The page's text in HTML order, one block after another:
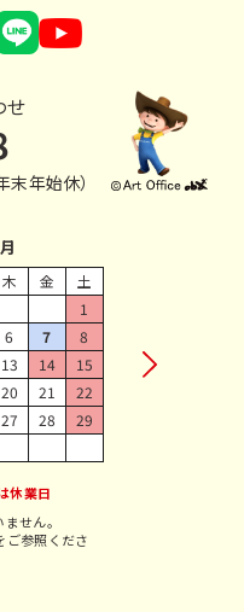
せ
年始休）
木 金
土
1
6 7
8
13 14
15
20 21
22
27 28
29
休業日
せん。
参照くださ